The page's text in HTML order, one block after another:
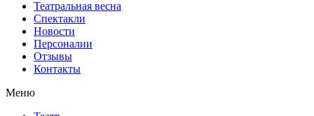
Театральная весна
Спектакли
Новости
Персоналии
Отзывы
Контакты
Меню